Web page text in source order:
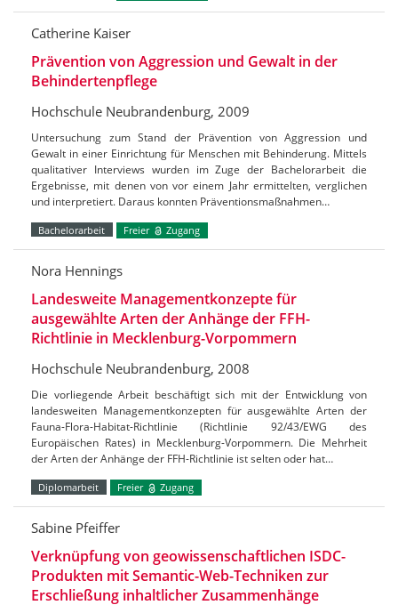
Catherine Kaiser
Prävention von Aggression und Gewalt in der
Behindertenpflege
Hochschule Neubrandenburg, 2009
Untersuchung zum Stand der Prävention von Aggression und
Gewalt in einer Einrichtung für Menschen mit Behinderung. Mittels
qualitativer Interviews wurden im Zuge der Bachelorarbeit die
Ergebnisse, mit denen von vor einem Jahr ermittelten, verglichen
und interpretiert. Daraus konnten Präventionsmaßnahmen…
Bachelorarbeit Freier Zugang
Nora Hennings
Landesweite Managementkonzepte für
ausgewählte Arten der Anhänge der FFH-
Richtlinie in Mecklenburg-Vorpommern
Hochschule Neubrandenburg, 2008
Die vorliegende Arbeit beschäftigt sich mit der Entwicklung von
landesweiten Managementkonzepten für ausgewählte Arten der
Fauna-Flora-Habitat-Richtlinie (Richtlinie 92/43/EWG des
Europäischen Rates) in Mecklenburg-Vorpommern. Die Mehrheit
der Arten der Anhänge der FFH-Richtlinie ist selten oder hat…
Diplomarbeit Freier Zugang
Sabine Pfeiffer
Verknüpfung von geowissenschaftlichen ISDC-
Produkten mit Semantic-Web-Techniken zur
Erschließung inhaltlicher Zusammenhänge